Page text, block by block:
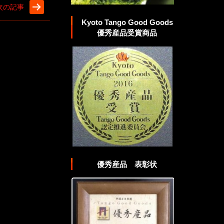
の記事
Kyoto Tango Good Goods
優秀産品受賞商品
優秀産品 表彰状